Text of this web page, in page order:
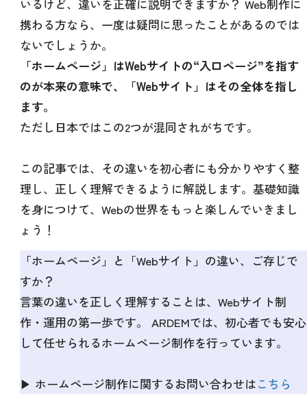
いるけど、違いを正確に説明できますか？ Web制作に
携わる方なら、一度は疑問に思ったことがあるのでは
ないでしょうか。
「ホームページ」はWebサイトの“入口ページ”を指す
のが本来の意味で、「Webサイト」はその全体を指し
ます。
ただし日本ではこの2つが混同されがちです。
この記事では、その違いを初心者にも分かりやすく整
理し、正しく理解できるように解説します。基礎知識
を身につけて、Webの世界をもっと楽しんでいきまし
ょう！
「ホームページ」と「Webサイト」の違い、ご存じで
すか？
言葉の違いを正しく理解することは、Webサイト制
作・運用の第一歩です。 ARDEMでは、初心者でも安心
して任せられるホームページ制作を行っています。
▶ ホームページ制作に関するお問い合わせはこちら